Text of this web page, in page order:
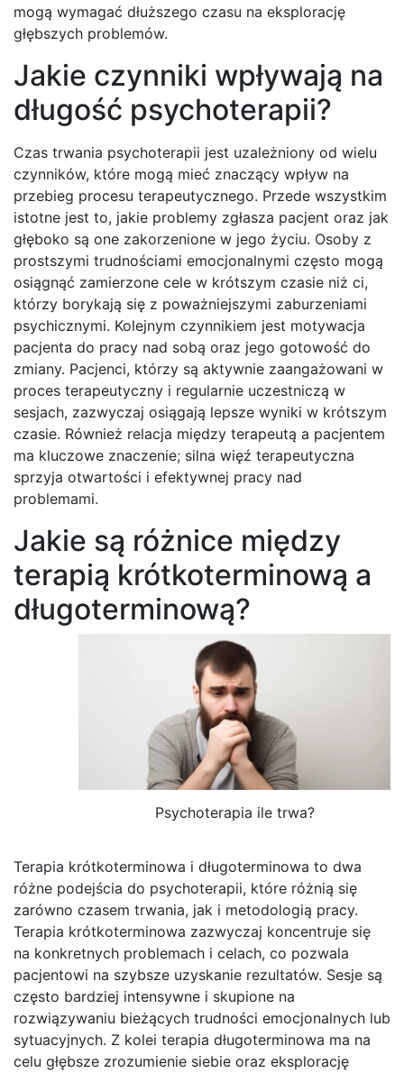
mogą wymagać dłuższego czasu na eksplorację
głębszych problemów.
Jakie czynniki wpływają na
długość psychoterapii?
Czas trwania psychoterapii jest uzależniony od wielu
czynników, które mogą mieć znaczący wpływ na
przebieg procesu terapeutycznego. Przede wszystkim
istotne jest to, jakie problemy zgłasza pacjent oraz jak
głęboko są one zakorzenione w jego życiu. Osoby z
prostszymi trudnościami emocjonalnymi często mogą
osiągnąć zamierzone cele w krótszym czasie niż ci,
którzy borykają się z poważniejszymi zaburzeniami
psychicznymi. Kolejnym czynnikiem jest motywacja
pacjenta do pracy nad sobą oraz jego gotowość do
zmiany. Pacjenci, którzy są aktywnie zaangażowani w
proces terapeutyczny i regularnie uczestniczą w
sesjach, zazwyczaj osiągają lepsze wyniki w krótszym
czasie. Również relacja między terapeutą a pacjentem
ma kluczowe znaczenie; silna więź terapeutyczna
sprzyja otwartości i efektywnej pracy nad
problemami.
Jakie są różnice między
terapią krótkoterminową a
długoterminową?
Psychoterapia ile trwa?
Terapia krótkoterminowa i długoterminowa to dwa
różne podejścia do psychoterapii, które różnią się
zarówno czasem trwania, jak i metodologią pracy.
Terapia krótkoterminowa zazwyczaj koncentruje się
na konkretnych problemach i celach, co pozwala
pacjentowi na szybsze uzyskanie rezultatów. Sesje są
często bardziej intensywne i skupione na
rozwiązywaniu bieżących trudności emocjonalnych lub
sytuacyjnych. Z kolei terapia długoterminowa ma na
celu głębsze zrozumienie siebie oraz eksplorację